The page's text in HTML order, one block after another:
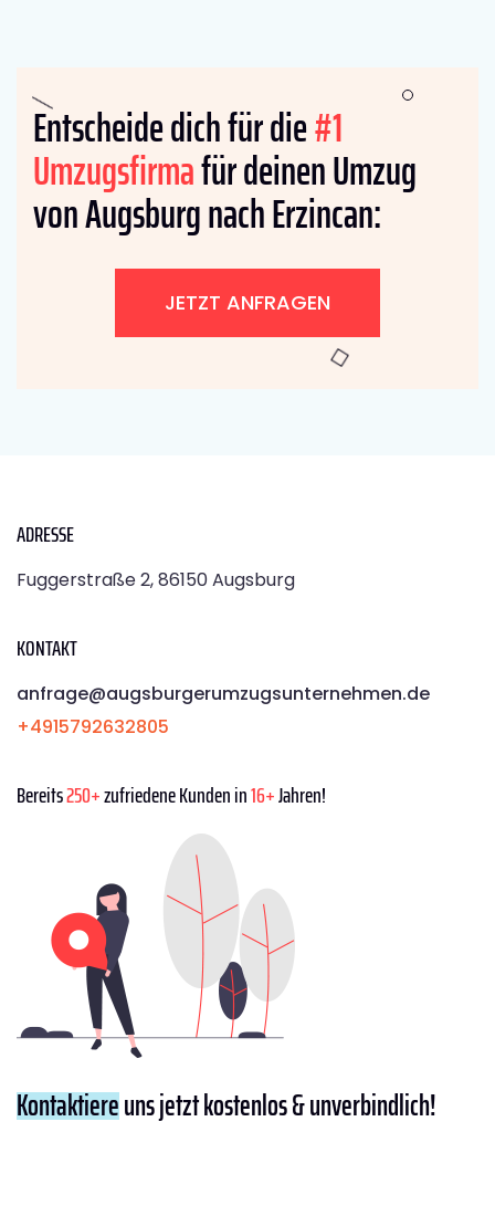
Entscheide dich für die#1
Umzugsfirmafür deinen Umzug
von Augsburg nach Erzincan:
JETZT ANFRAGEN
ADRESSE
Fuggerstraße 2, 86150 Augsburg
KONTAKT
anfrage@augsburgerumzugsunternehmen.de
+4915792632805
Bereits250+zufriedene Kunden in16+Jahren!
Kontaktiereuns jetzt kostenlos & unverbindlich!